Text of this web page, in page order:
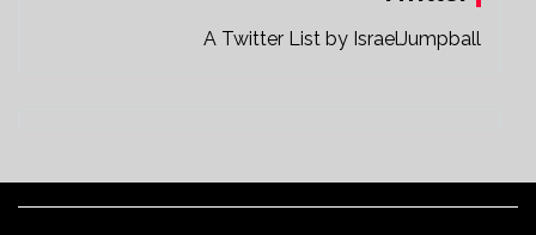
A Twitter List by IsraelJumpball